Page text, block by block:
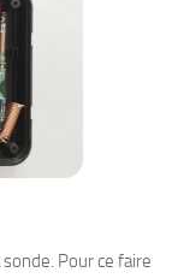
Pour ce faire